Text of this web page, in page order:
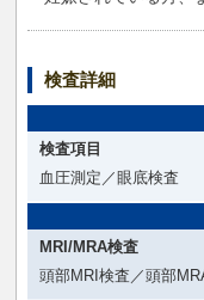
検査詳細
検査項目
血圧測定／眼底検査
MRI/MRA検査
頭部MRI検査／頭部